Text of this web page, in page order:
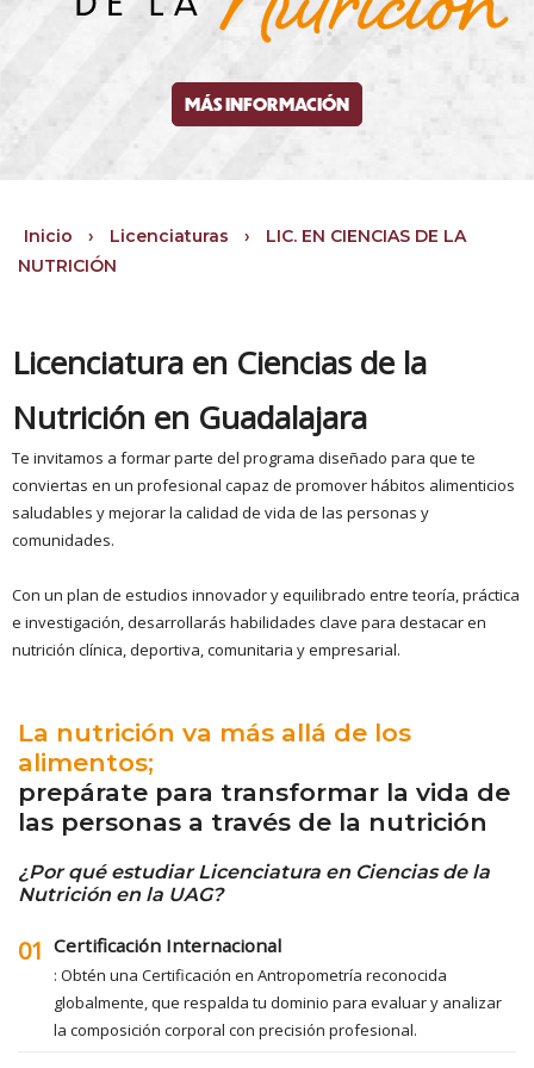
MÁS INFORMACIÓN
Inicio › Licenciaturas ›
LIC. EN CIENCIAS DE LA
NUTRICIÓN
Licenciatura en Ciencias de la
Nutrición en Guadalajara
Te invitamos a formar parte del programa diseñado para que te
conviertas en un profesional capaz de promover hábitos alimenticios
saludables y mejorar la calidad de vida de las personas y
comunidades.
Con un plan de estudios innovador y equilibrado entre teoría, práctica
e investigación, desarrollarás habilidades clave para destacar en
nutrición clínica, deportiva, comunitaria y empresarial.
La nutrición va más allá de los
alimentos;
prepárate para transformar la vida de
las personas a través de la nutrición
¿Por qué estudiar Licenciatura en Ciencias de la
Nutrición en la UAG?
01 Certificación Internacional
: Obtén una Certificación en Antropometría reconocida
globalmente, que respalda tu dominio para evaluar y analizar
la composición corporal con precisión profesional.